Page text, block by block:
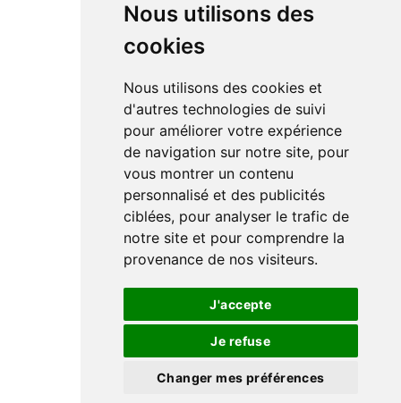
Nous utilisons des
cookies
Nous utilisons des cookies et
d'autres technologies de suivi
pour améliorer votre expérience
de navigation sur notre site, pour
vous montrer un contenu
personnalisé et des publicités
ciblées, pour analyser le trafic de
notre site et pour comprendre la
provenance de nos visiteurs.
J'accepte
Je refuse
Changer mes préférences